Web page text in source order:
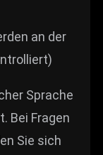
an der
Sprache
Bei Fragen
Sie sich